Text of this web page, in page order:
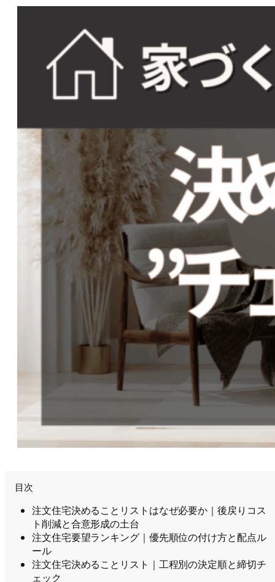
目次
注文住宅決めることリストはなぜ必要か｜後戻りコス
ト削減と合意形成の土台
注文住宅要望ランキング｜優先順位の付け方と配点ル
ール
注文住宅決めることリスト｜工程別の決定順と締切チ
ェック